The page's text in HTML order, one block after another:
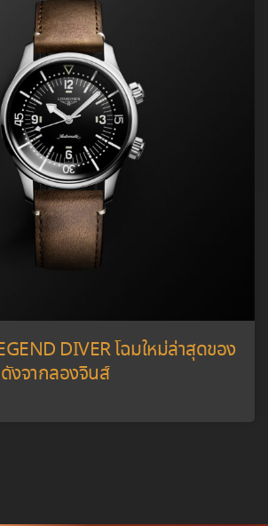
DIVER โฉมใหม่ล่าสุดของ
งจากลองจินส์